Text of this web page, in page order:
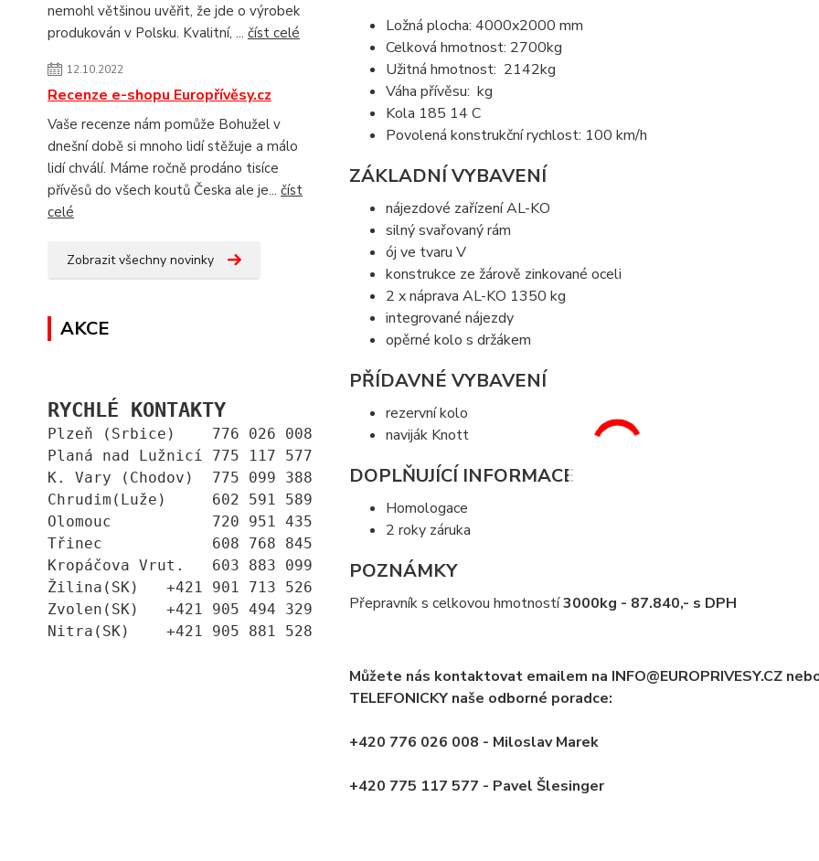
nemohl většinou uvěřit, že jde o výrobek
produkován v Polsku. Kvalitní, ... číst celé
12.10.2022
Recenze e-shopu Europřívěsy.cz
Vaše recenze nám pomůže Bohužel v
dnešní době si mnoho lidí stěžuje a málo
lidí chválí. Máme ročně prodáno tisíce
přívěsů do všech koutů Česka ale je... číst
celé
Zobrazit všechny novinky
AKCE
RYCHLÉ KONTAKTY
Plzeň (Srbice)    776 026 008
Planá nad Lužnicí 775 117 577
K. Vary (Chodov)  775 099 388
Chrudim(Luže)     602 591 589
Olomouc           720 951 435
Třinec            608 768 845
Kropáčova Vrut.   603 883 099
Žilina(SK)   +421 901 713 526
Zvolen(SK)   +421 905 494 329
Nitra(SK)    +421 905 881 528
Ložná plocha: 4000x2000 mm
Celková hmotnost: 2700kg
Užitná hmotnost: 2142kg
Váha přívěsu: kg
Kola 185 14 C
Povolená konstrukční rychlost: 100 km/h
ZÁKLADNÍ VYBAVENÍ
nájezdové zařízení AL-KO
silný svařovaný rám
ój ve tvaru V
konstrukce ze žárově zinkované oceli
2 x náprava AL-KO 1350 kg
integrované nájezdy
opěrné kolo s držákem
PŘÍDAVNÉ VYBAVENÍ
rezervní kolo
naviják Knott
DOPLŇUJÍCÍ INFORMACE
Homologace
2 roky záruka
POZNÁMKY
Přepravník s celkovou hmotností3000kg - 87.840,- s DPH
Můžete nás kontaktovat emailem na INFO@EUROPRIVESY.CZ
TELEFONICKY naše odborné poradce:
+420 776 026 008 - Miloslav Marek
+420 775 117 577 - Pavel Šlesinger